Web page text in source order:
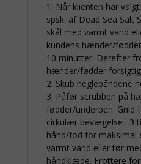
1. Når klienten har
spsk. af Dead Sea Salt
skål med varmt vand
kundens hænder/
10 minutter. Derefter
hænder/fødder
2. Skub neglebåndene
3. Påfør scrubben på
fødder/underben. Gnid
cirkulær bevægelse i 3
hånd/fod for maksimal
varmt vand eller tør
håndklæde. Frottere